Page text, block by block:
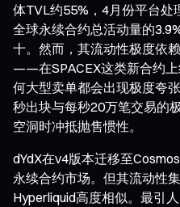
体TVL约55%，4月份平台处
全球永续合约总活动量的
十。然而，其流动性极度依
——在SPACEX这类新合约
何大型卖单都会出现极度夸
秒出块与每秒20万笔交易的
空洞时冲抵抛售惯性。
dYdX在v4版本迁移至
永续合约市场。但其流动性
Hyperliquid高度相似。最引